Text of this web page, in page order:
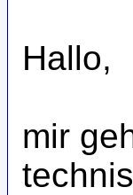
Hallo,
mir